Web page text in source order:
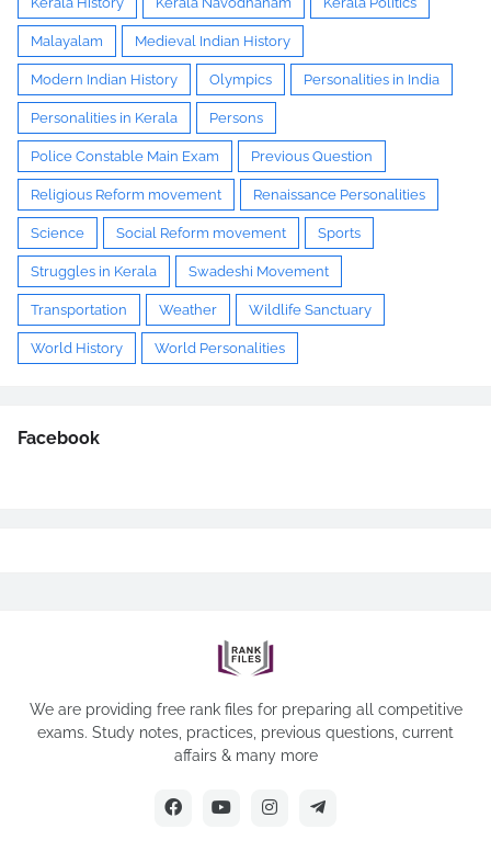
Malayalam Medieval Indian History
Modern Indian History Olympics Personalities in India
Personalities in Kerala Persons
Police Constable Main Exam Previous Question
Religious Reform movement Renaissance Personalities
Science Social Reform movement Sports
Struggles in Kerala Swadeshi Movement
Transportation Weather Wildlife Sanctuary
World History World Personalities
Facebook
We are providing free rank files for preparing all competitive
exams. Study notes, practices, previous questions, current
affairs & many more